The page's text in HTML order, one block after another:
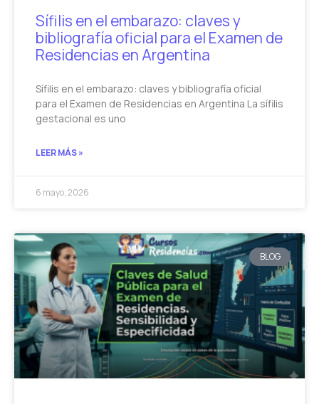
Sífilis en el embarazo: claves y
bibliografía oficial para el Examen de
Residencias en Argentina
Sífilis en el embarazo: claves y bibliografía oficial
para el Examen de Residencias en Argentina La sífilis
gestacional es uno
LEER MÁS »
6 mayo, 2026
BLOG